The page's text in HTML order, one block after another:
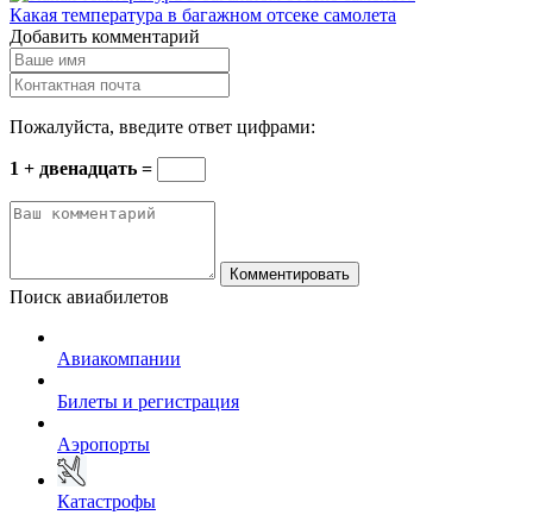
Какая температура в багажном отсеке самолета
Добавить комментарий
Пожалуйста, введите ответ цифрами:
1 + двенадцать =
Комментировать
Поиск авиабилетов
Авиакомпании
Билеты и регистрация
Аэропорты
Катастрофы